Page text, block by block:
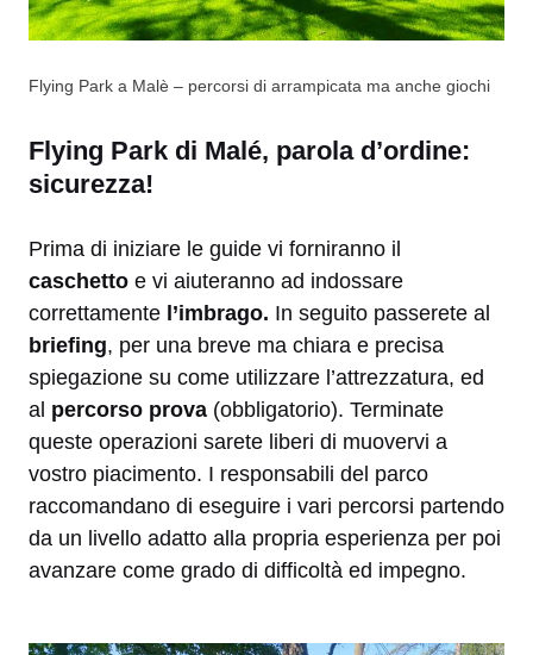
Flying Park a Malè – percorsi di arrampicata ma anche giochi
Flying Park di Malé, parola d’ordine:
sicurezza!
Prima di iniziare le guide vi forniranno il
caschetto e vi aiuteranno ad indossare
correttamente l’imbrago. In seguito passerete al
briefing, per una breve ma chiara e precisa
spiegazione su come utilizzare l’attrezzatura, ed
al percorso prova (obbligatorio). Terminate
queste operazioni sarete liberi di muovervi a
vostro piacimento. I responsabili del parco
raccomandano di eseguire i vari percorsi partendo
da un livello adatto alla propria esperienza per poi
avanzare come grado di difficoltà ed impegno.